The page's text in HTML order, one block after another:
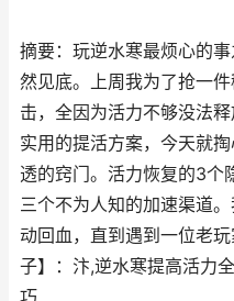
摘要：玩逆水寒最烦心的
然见底。上周我为了抢一
击，全因为活力不够没法
实用的提活方案，今天就
透的窍门。活力恢复的3个
三个不为人知的加速渠道
动回血，直到遇到一位老
子】：汴,逆水寒提高活力